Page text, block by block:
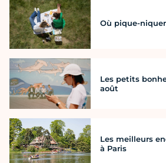
Où pique-
Les petits
août
Les meilleurs
à Paris